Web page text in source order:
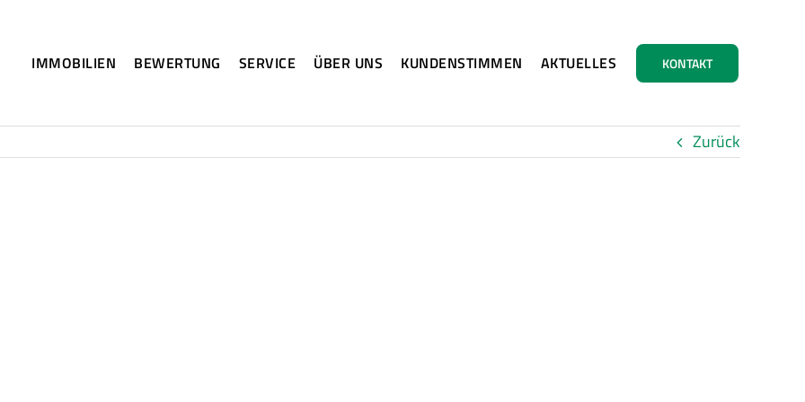
IMMOBILIEN BEWERTUNG SERVICE ÜBER UNS KUNDENSTIMMEN AKTUELLES KONTAKT
Zurück